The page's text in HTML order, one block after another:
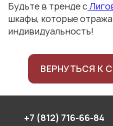
Будьте в тренде с
шкафы, которые
индивидуальность!
ВЕРНУТЬСЯ К
+7 (812) 716-66-84